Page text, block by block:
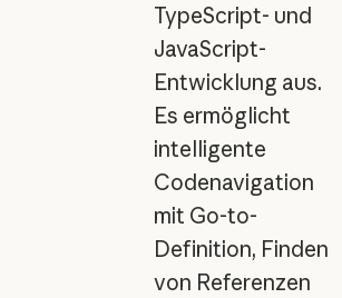
TypeScript- und
JavaScript-
Entwicklung aus.
Es ermöglicht
intelligente
Codenavigation
mit Go-to-
Definition, Finden
von Referenzen